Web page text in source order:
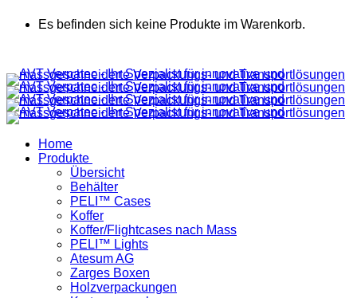
Es befinden sich keine Produkte im Warenkorb.
Home
Produkte
Übersicht
Behälter
PELI™ Cases
Koffer
Koffer/Flightcases nach Mass
PELI™ Lights
Atesum AG
Zarges Boxen
Holzverpackungen